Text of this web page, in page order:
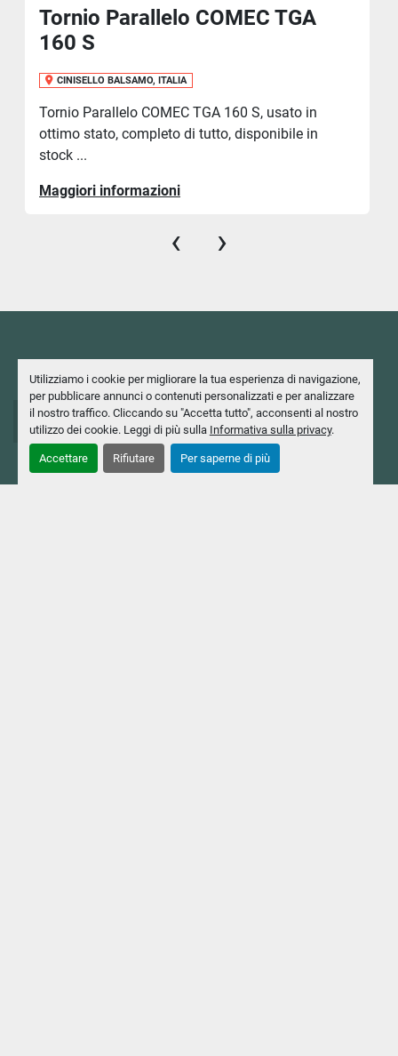
Utilizziamo i cookie per migliorare la tua esperienza di navigazione,
per pubblicare annunci o contenuti personalizzati e per analizzare
il nostro traffico. Cliccando su "Accetta tutto", acconsenti al nostro
utilizzo dei cookie. Leggi di più sulla Informativa sulla privacy.
Accettare Rifiutare Per saperne di più
Tornio Parallelo COMEC TGA
160 S
CINISELLO BALSAMO, ITALIA
Tornio Parallelo COMEC TGA 160 S, usato in
ottimo stato, completo di tutto, disponibile in
stock ...
Maggiori informazioni
‹ ›
+39 02 2403551
+39 02 2424044